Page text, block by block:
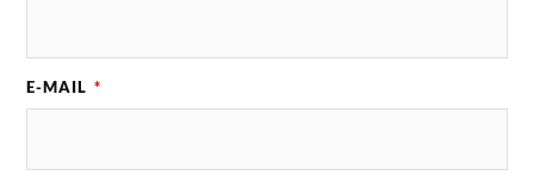
E-MAIL *